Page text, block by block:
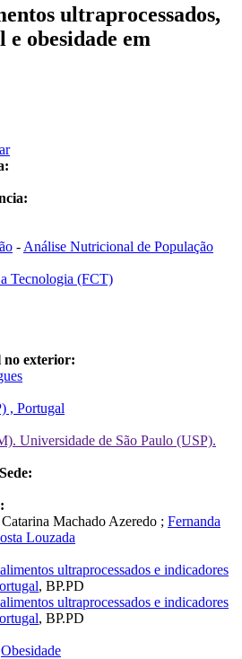
ultraprocessados,
obesidade em
- Análise Nutricional de População
Tecnologia (FCT)
no exterior:
, Portugal
Universidade de São Paulo (USP).
Catarina Machado Azeredo ; Fernanda
Louzada
ultraprocessados e indicadores
, BP.PD
ultraprocessados e indicadores
, BP.PD
Obesidade